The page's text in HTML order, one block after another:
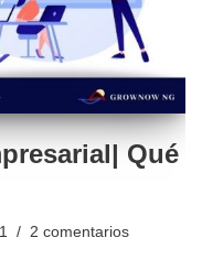
Qué
2 comentarios